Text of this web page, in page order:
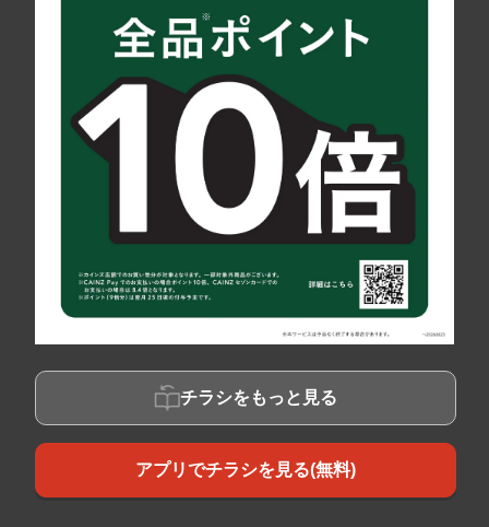
チラシをもっと見る
アプリでチラシを見る(無料)